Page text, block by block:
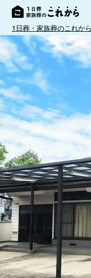
1日葬・家族葬のこれから